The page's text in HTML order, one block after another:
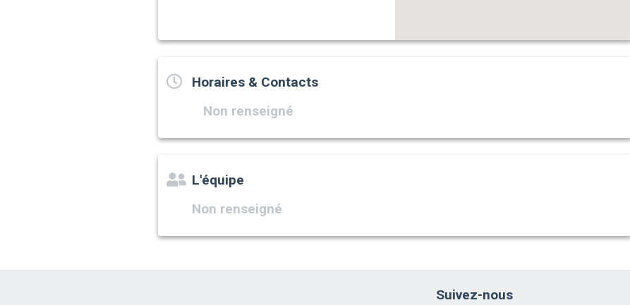
Horaires & Contacts
Non renseigné
L'équipe
Non renseigné
Suivez-nous